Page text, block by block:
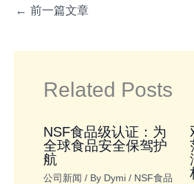
← 前一篇文章
Related Posts
NSF食品级认证：为
全球食品安全保驾护
航
公司新闻 / By Dymi / NSF食品